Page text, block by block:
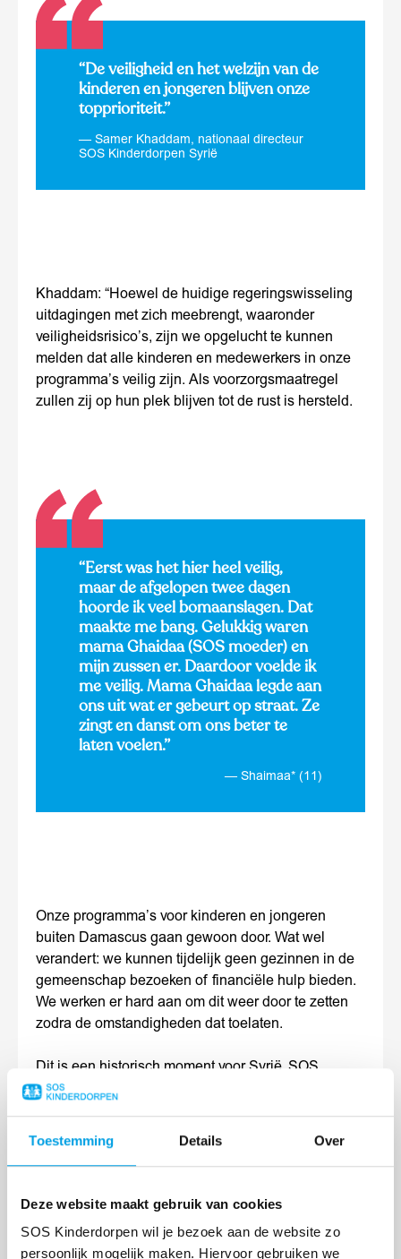
Toestemming Details Over
Deze website maakt gebruik van cookies
SOS Kinderdorpen wil je bezoek aan de website zo
persoonlijk mogelijk maken. Hiervoor gebruiken we
“De veiligheid en het welzijn van de
kinderen en jongeren blijven onze
topprioriteit.”
Samer Khaddam, nationaal directeur
SOS Kinderdorpen Syrië
Khaddam: “Hoewel de huidige regeringswisseling
uitdagingen met zich meebrengt, waaronder
veiligheidsrisico’s, zijn we opgelucht te kunnen
melden dat alle kinderen en medewerkers in onze
programma’s veilig zijn. Als voorzorgsmaatregel
zullen zij op hun plek blijven tot de rust is hersteld.
“Eerst was het hier heel veilig,
maar de afgelopen twee dagen
hoorde ik veel bomaanslagen. Dat
maakte me bang. Gelukkig waren
mama Ghaidaa (SOS moeder) en
mijn zussen er. Daardoor voelde ik
me veilig. Mama Ghaidaa legde aan
ons uit wat er gebeurt op straat. Ze
zingt en danst om ons beter te
laten voelen.”
Shaimaa* (11)
Onze programma’s voor kinderen en jongeren
buiten Damascus gaan gewoon door. Wat wel
verandert: we kunnen tijdelijk geen gezinnen in de
gemeenschap bezoeken of financiële hulp bieden.
We werken er hard aan om dit weer door te zetten
zodra de omstandigheden dat toelaten.
Dit is een historisch moment voor Syrië. SOS
Kinderdorpen Syrië staat klaar om de
vluchtelingen beginnen terug te keren.
meer dan 200 kinderen en jongeren, en worden
meer dan 800 mensen gesteund via onze
familieversterkende programma’s. In Aleppo